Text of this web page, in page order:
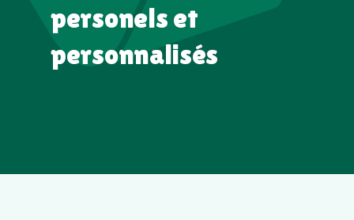
personels et
personnalisés